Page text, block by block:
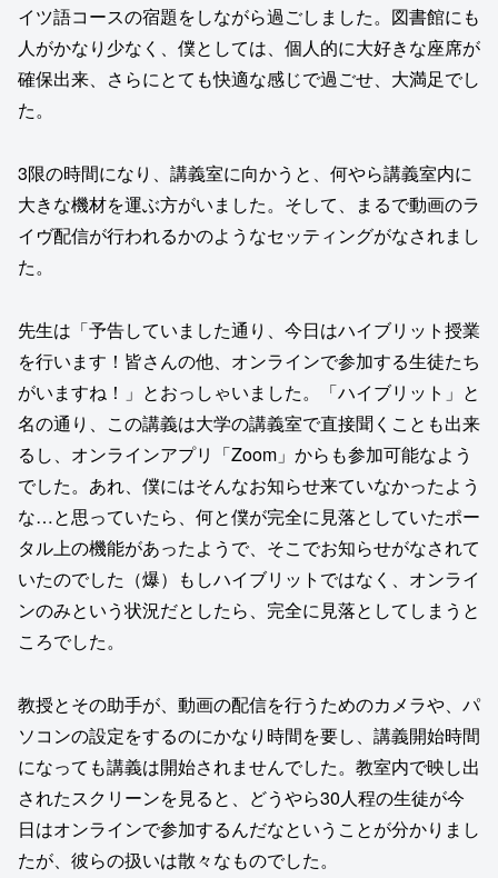
イツ語コースの宿題をしながら過ごしました。図書館にも
人がかなり少なく、僕としては、個人的に大好きな座席が
確保出来、さらにとても快適な感じで過ごせ、大満足でし
た。
3限の時間になり、講義室に向かうと、何やら講義室内に
大きな機材を運ぶ方がいました。そして、まるで動画のラ
イヴ配信が行われるかのようなセッティングがなされまし
た。
先生は「予告していました通り、今日はハイブリット授業
を行います！皆さんの他、オンラインで参加する生徒たち
がいますね！」とおっしゃいました。「ハイブリット」と
名の通り、この講義は大学の講義室で直接聞くことも出来
るし、オンラインアプリ「Zoom」からも参加可能なよう
でした。あれ、僕にはそんなお知らせ来ていなかったよう
な…と思っていたら、何と僕が完全に見落としていたポー
タル上の機能があったようで、そこでお知らせがなされて
いたのでした（爆）もしハイブリットではなく、オンライ
ンのみという状況だとしたら、完全に見落としてしまうと
ころでした。
教授とその助手が、動画の配信を行うためのカメラや、パ
ソコンの設定をするのにかなり時間を要し、講義開始時間
になっても講義は開始されませんでした。教室内で映し出
されたスクリーンを見ると、どうやら30人程の生徒が今
日はオンラインで参加するんだなということが分かりまし
たが、彼らの扱いは散々なものでした。